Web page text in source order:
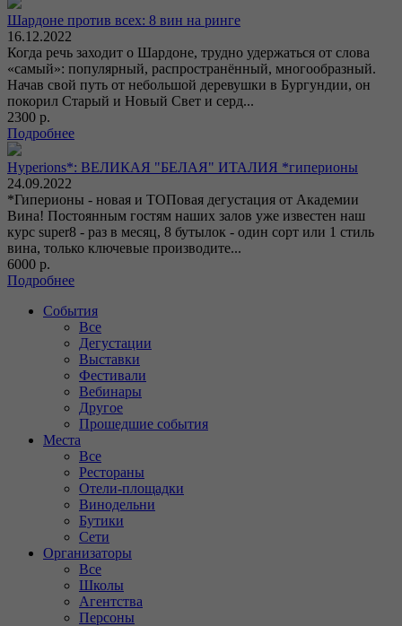
Шардоне против всех: 8 вин на ринге
16.12.2022
Когда речь заходит о Шардоне, трудно удержаться от слова
«самый»: популярный, распространённый, многообразный.
Начав свой путь от небольшой деревушки в Бургундии, он
покорил Старый и Новый Свет и серд...
2300 р.
Подробнее
Hyperions*: ВЕЛИКАЯ "БЕЛАЯ" ИТАЛИЯ *гиперионы
24.09.2022
*Гиперионы - новая и ТОПовая дегустация от Академии
Вина! Постоянным гостям наших залов уже известен наш
курс super8 - раз в месяц, 8 бутылок - один сорт или 1 стиль
вина, только ключевые производите...
6000 р.
Подробнее
События
Все
Дегустации
Выставки
Фестивали
Вебинары
Другое
Прошедшие события
Места
Все
Рестораны
Отели-площадки
Винодельни
Бутики
Сети
Организаторы
Все
Школы
Агентства
Персоны